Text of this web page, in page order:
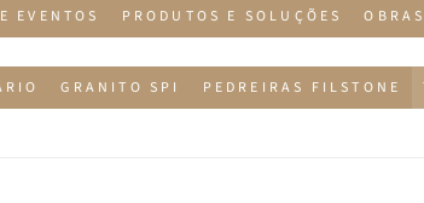
EVENTOS PRODUTOS E SOLUÇÕES
GRANITO SPI PEDREIRAS FILSTONE